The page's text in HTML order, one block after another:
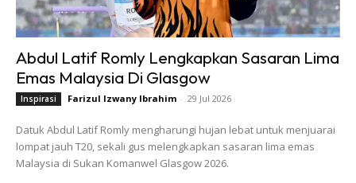
Abdul Latif Romly Lengkapkan Sasaran Lima
Emas Malaysia Di Glasgow
Inspirasi Farizul Izwany Ibrahim - 29 Jul 2026
Datuk Abdul Latif Romly mengharungi hujan lebat untuk menjuarai
lompat jauh T20, sekali gus melengkapkan sasaran lima emas
Malaysia di Sukan Komanwel Glasgow 2026.